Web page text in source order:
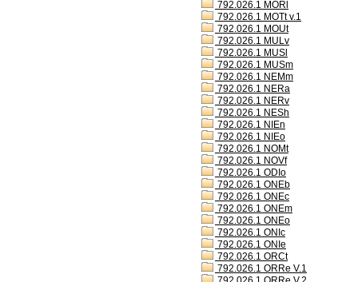
792.026.1 MORl
792.026.1 MOTt v.1
792.026.1 MOUt
792.026.1 MULv
792.026.1 MUSl
792.026.1 MUSm
792.026.1 NEMm
792.026.1 NERa
792.026.1 NERv
792.026.1 NESh
792.026.1 NIEn
792.026.1 NIEo
792.026.1 NOMt
792.026.1 NOVf
792.026.1 ODIo
792.026.1 ONEb
792.026.1 ONEc
792.026.1 ONEm
792.026.1 ONEo
792.026.1 ONIc
792.026.1 ONIe
792.026.1 ORCt
792.026.1 ORRe V.1